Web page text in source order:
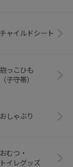
チャイルドシート
抱っこひも
（子守帯）
おしゃぶり
おむつ・
トイレグッズ